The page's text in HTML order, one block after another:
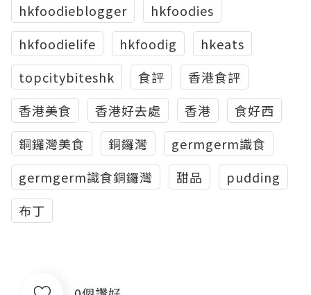
hkfoodieblogger
hkfoodies
hkfoodielife
hkfoodig
hkeats
topcitybiteshk
食評
香港食評
香港美食
香港好去處 香港
食好西
銅鑼灣美食
銅鑼灣
germgerm識食
germgerm識食銅鑼灣
甜品
pudding
布丁